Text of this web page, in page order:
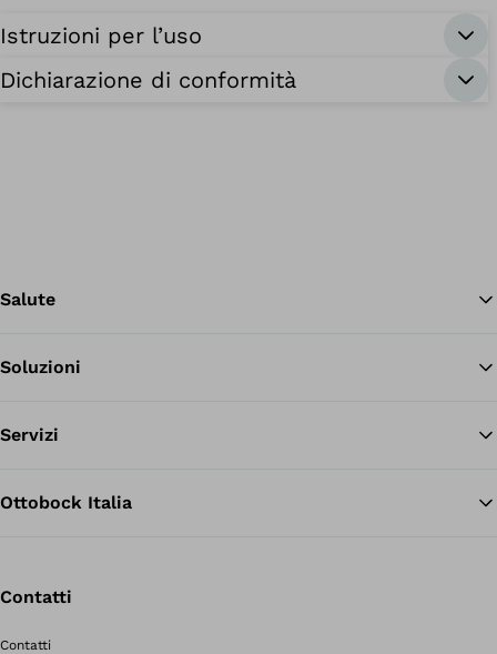
Istruzioni per l’uso
Dichiarazione di conformità
Salute
Soluzioni
Servizi
Ottobock Italia
Contatti
Contatti